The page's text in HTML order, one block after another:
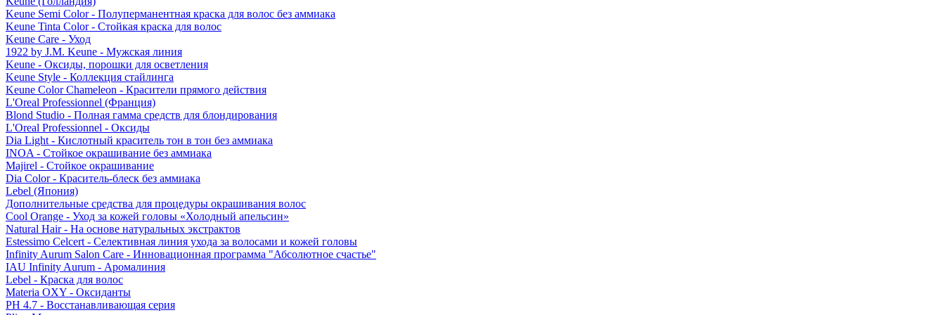
Keune Semi Color - Полуперманентная краска для волос без аммиака
Keune Tinta Color - Стойкая краска для волос
Keune Care - Уход
1922 by J.M. Keune - Мужская линия
Keune - Оксиды, порошки для осветления
Keune Style - Коллекция стайлинга
Keune Color Chameleon - Красители прямого действия
L'Oreal Professionnel (Франция)
Blond Studio - Полная гамма средств для блондирования
L'Oreal Professionnel - Оксиды
Dia Light - Кислотный краситель тон в тон без аммиака
INOA - Стойкое окрашивание без аммиака
Majirel - Стойкое окрашивание
Dia Color - Краситель-блеск без аммиака
Lebel (Япония)
Дополнительные средства для процедуры окрашивания волос
Cool Orange - Уход за кожей головы «Холодный апельсин»
Natural Hair - На основе натуральных экстрактов
Estessimo Celcert - Селективная линия ухода за волосами и кожей головы
Infinity Aurum Salon Care - Инновационная программа "Абсолютное счастье"
IAU Infinity Aurum - Аромалиния
Lebel - Краска для волос
Materia OXY - Оксиданты
PH 4.7 - Восстанавливающая серия